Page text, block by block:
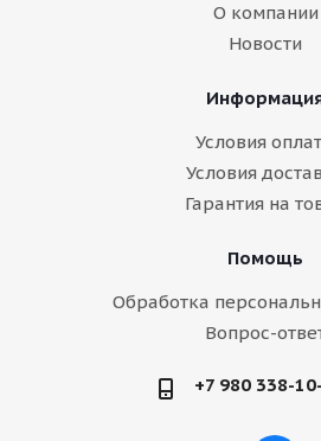
О компании
Новости
Условия
Условия
Гарантия на
Помощь
Обработка
Вопрос-
+7 980 338-